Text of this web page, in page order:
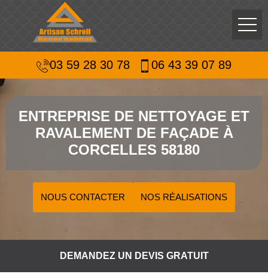
03 59 28 30 78 06 43 39 07 89
ENTREPRISE DE NETTOYAGE ET
RAVALEMENT DE FAÇADE À
CORCELLES 58180
NOUS CONTACTER NOS RÉALISATIONS
DEMANDEZ UN DEVIS GRATUIT